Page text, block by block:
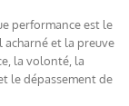
performance est le
acharné et la preuve
la volonté, la
le dépassement de